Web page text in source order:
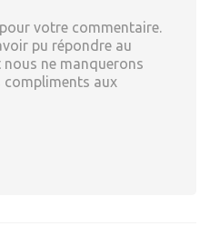
votre commentaire.
pu répondre au
ne manquerons
compliments aux